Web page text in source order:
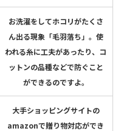
お洗濯をしてホコリがたくさ
ん出る現象「毛羽落ち」。使
われる糸に工夫があったり、コ
ットンの品種などで防ぐこと
ができるのですよ。
大手ショッピングサイトの
amazonで贈り物対応ができ